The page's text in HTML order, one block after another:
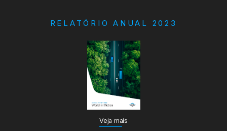
RELATÓRIO ANUAL 2023
Veja mais